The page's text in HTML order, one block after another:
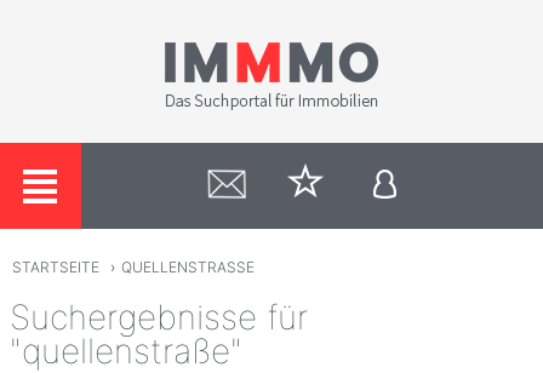
STARTSEITE › QUELLENSTRASSE
Suchergebnisse für
"quellenstraße"